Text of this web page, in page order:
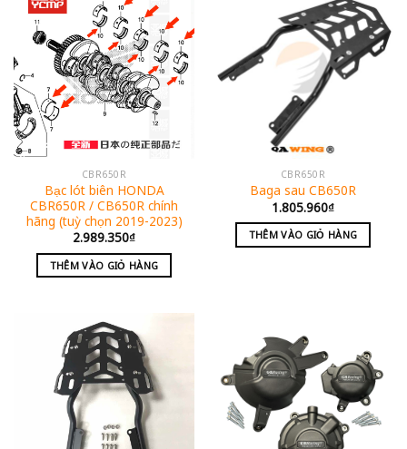
CBR650R
Bạc lót biên HONDA
CBR650R / CB650R chính
hãng (tuỳ chọn 2019-2023)
2.989.350₫
THÊM VÀO GIỎ HÀNG
CBR650R
Baga sau CB650R
1.805.960₫
THÊM VÀO GIỎ HÀNG